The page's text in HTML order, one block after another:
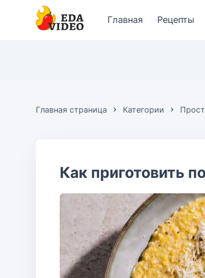
Главная Рецепты
Главная страница Категории
Как приготовить